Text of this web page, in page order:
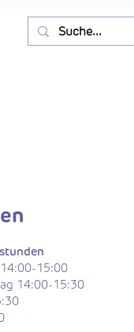
15:00
14:00-15:30